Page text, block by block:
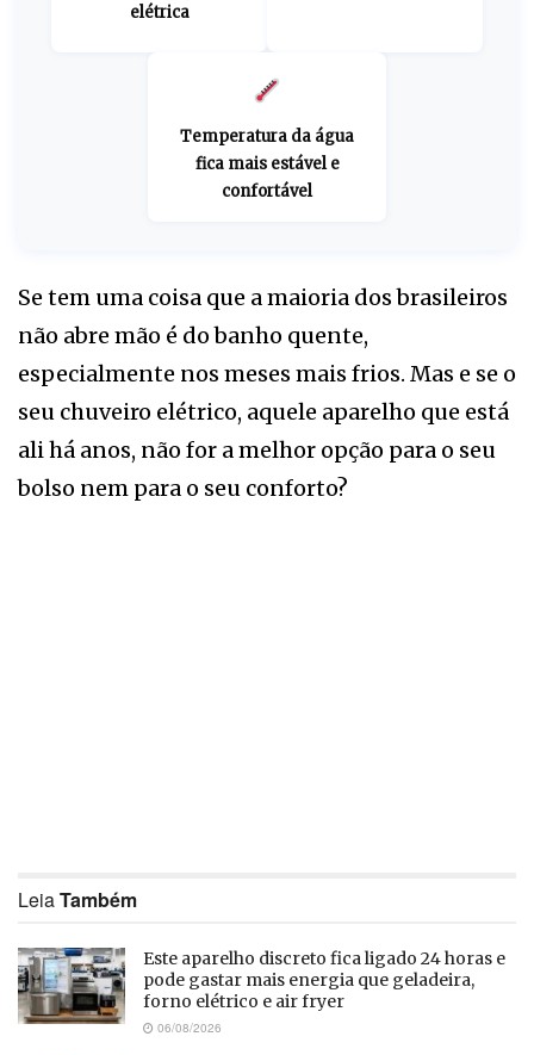
elétrica
Temperatura da água
fica mais estável e
confortável
Se tem uma coisa que a maioria dos brasileiros
não abre mão é do banho quente,
especialmente nos meses mais frios. Mas e se o
seu chuveiro elétrico, aquele aparelho que está
ali há anos, não for a melhor opção para o seu
bolso nem para o seu conforto?
LeiaTambém
Este aparelho discreto fica ligado 24 horas e
pode gastar mais energia que geladeira,
forno elétrico e air fryer
06/08/2026